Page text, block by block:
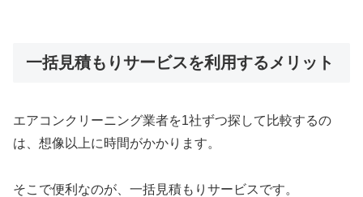
一括見積もりサービスを利用するメリット
エアコンクリーニング業者を1社ずつ探して比較するの
は、想像以上に時間がかかります。
そこで便利なのが、一括見積もりサービスです。